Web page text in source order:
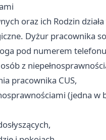
oraz ich Rodzin
Dyżur pracownika
pod numerem
z
pracownika CUS,
(jedna